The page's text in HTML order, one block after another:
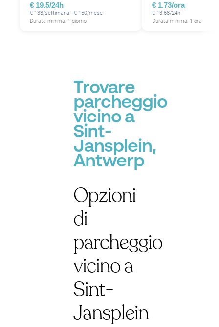
€ 19.5/24h
€ 133/settimana · € 150/mese
Durata minima: 1 giorno
€ 1.73/ora
€ 13.68/24h
Durata minima: 1 ora
Trovare
parcheggio
vicino a
Sint-
Jansplein,
Antwerp
Opzioni
di
parcheggio
vicino a
Sint-
Jansplein